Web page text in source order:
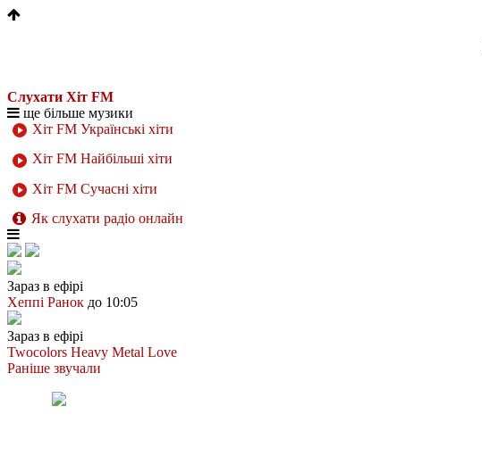
Слухати Хіт FM
ще більше музики
Хіт FM Українські хіти
Хіт FM Найбільші хіти
Хіт FM Сучасні хіти
Як слухати радіо онлайн
Зараз в ефірі
Хеппі Ранок до 10:05
Зараз в ефірі
Twocolors Heavy Metal Love
Раніше звучали